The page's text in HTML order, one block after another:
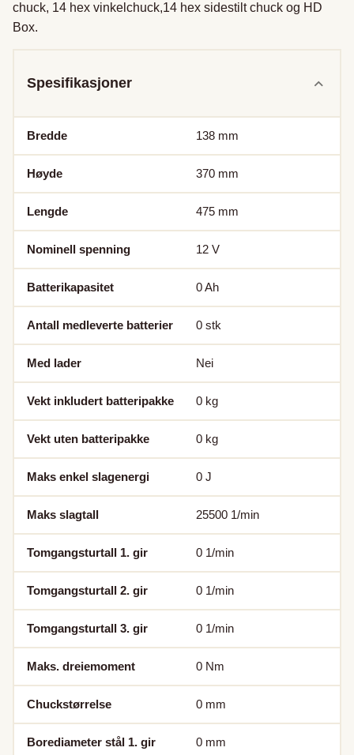
chuck, 14 hex vinkelchuck,14 hex sidestilt chuck og HD
Box.
Spesifikasjoner
Bredde 138 mm
Høyde 370 mm
Lengde 475 mm
Nominell spenning 12 V
Batterikapasitet 0Ah
Antall medleverte batterier 0 stk
Med lader Nei
Vekt inkludert batteripakke 0 kg
Vekt uten batteripakke 0 kg
Maks enkel slagenergi 0 J
Maks slagtall 25500 1/min
Tomgangsturtall 1. gir 0 1/min
Tomgangsturtall 2. gir 0 1/min
Tomgangsturtall 3. gir 0 1/min
Maks. dreiemoment 0 Nm
Chuckstørrelse 0 mm
Borediameter stål 1. gir 0 mm